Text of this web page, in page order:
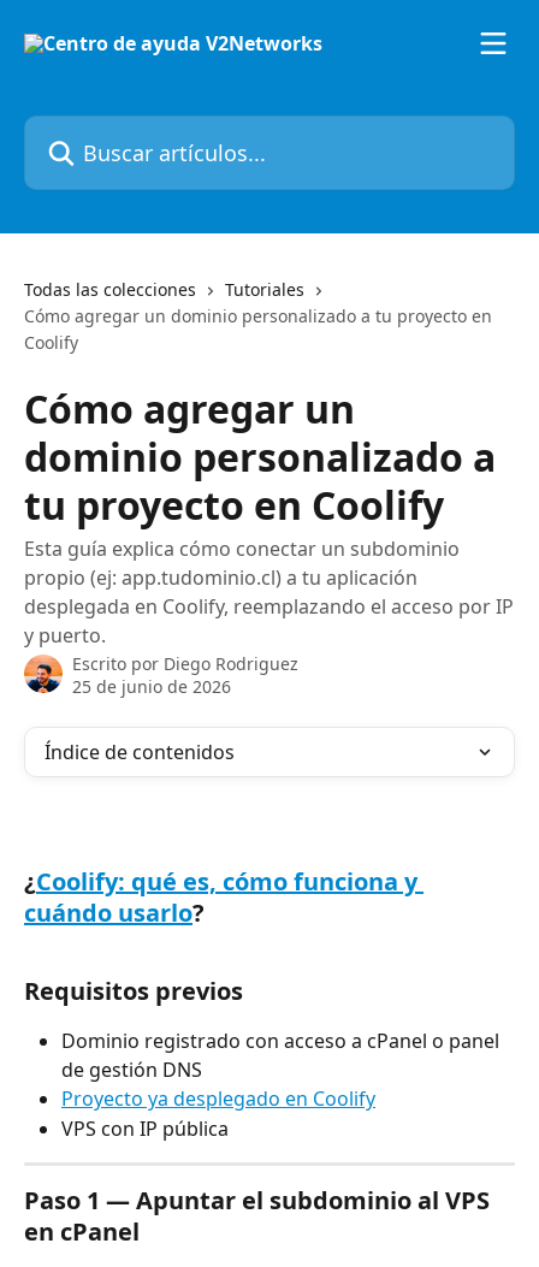
Buscar artículos...
Todas las colecciones
Tutoriales
Cómo agregar un dominio personalizado a tu proyecto en
Coolify
Cómo agregar un
dominio personalizado a
tu proyecto en Coolify
Esta guía explica cómo conectar un subdominio
propio (ej: app.tudominio.cl) a tu aplicación
desplegada en Coolify, reemplazando el acceso por IP
y puerto.
Escrito por Diego Rodriguez
25 de junio de 2026
Índice de contenidos
¿Coolify: qué es, cómo funciona y
cuándo usarlo?
Requisitos previos
Dominio registrado con acceso a cPanel o panel
de gestión DNS
Proyecto ya desplegado en Coolify
VPS con IP pública
Paso 1 — Apuntar el subdominio al VPS
en cPanel